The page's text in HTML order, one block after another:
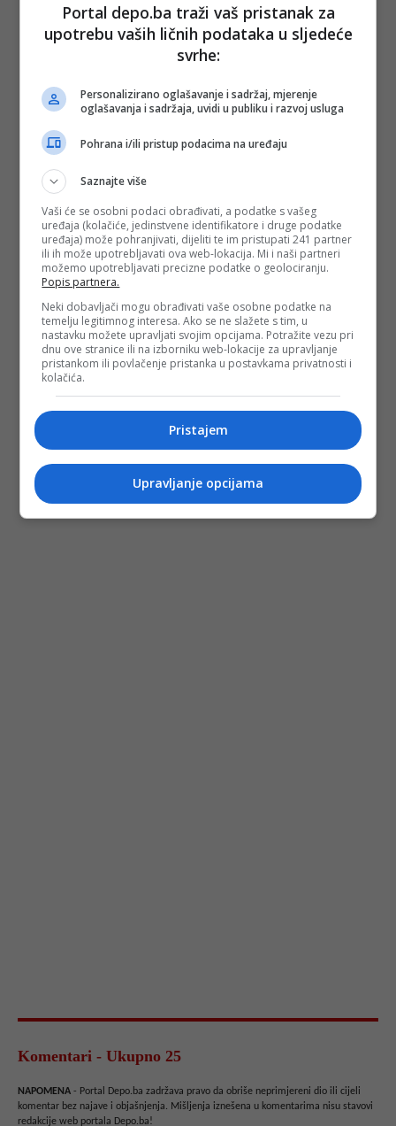
Komentari - Ukupno 25
NAPOMENA - Portal Depo.ba zadržava pravo da obriše neprimjereni dio ili cijeli
komentar bez najave i objašnjenja. Mišljenja iznešena u komentarima nisu stavovi
redakcije web portala Depo.ba!
Portal depo.ba traži vaš pristanak za
upotrebu vaših ličnih podataka u sljedeće
svrhe:
Personalizirano oglašavanje i sadržaj, mjerenje
oglašavanja i sadržaja, uvidi u publiku i razvoj usluga
Pohrana i/ili pristup podacima na uređaju
Saznajte više
Vaši će se osobni podaci obrađivati, a podatke s vašeg
uređaja (kolačiće, jedinstvene identifikatore i druge podatke
uređaja) može pohranjivati, dijeliti te im pristupati 241 partner
ili ih može upotrebljavati ova web-lokacija. Mi i naši partneri
možemo upotrebljavati precizne podatke o geolociranju.
Popis partnera.
Neki dobavljači mogu obrađivati vaše osobne podatke na
temelju legitimnog interesa. Ako se ne slažete s tim, u
nastavku možete upravljati svojim opcijama. Potražite vezu pri
dnu ove stranice ili na izborniku web-lokacije za upravljanje
pristankom ili povlačenje pristanka u postavkama privatnosti i
kolačića.
Pristajem
Upravljanje opcijama